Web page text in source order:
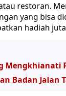
restoran.
yang bisa
hadiah
Mengkhianati
Badan Jalan